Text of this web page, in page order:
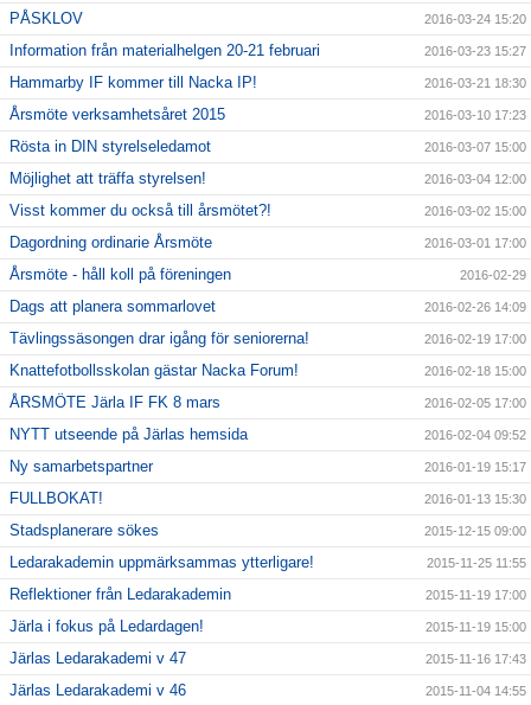
PÅSKLOV 2016-03-24 15:20
Information från materialhelgen 20-21 februari 2016-03-23 15:27
Hammarby IF kommer till Nacka IP! 2016-03-21 18:30
Årsmöte verksamhetsåret 2015 2016-03-10 17:23
Rösta in DIN styrelseledamot 2016-03-07 15:00
Möjlighet att träffa styrelsen! 2016-03-04 12:00
Visst kommer du också till årsmötet?! 2016-03-02 15:00
Dagordning ordinarie Årsmöte 2016-03-01 17:00
Årsmöte - håll koll på föreningen 2016-02-29
Dags att planera sommarlovet 2016-02-26 14:09
Tävlingssäsongen drar igång för seniorerna! 2016-02-19 17:00
Knattefotbollsskolan gästar Nacka Forum! 2016-02-18 15:00
ÅRSMÖTE Järla IF FK 8 mars 2016-02-05 17:00
NYTT utseende på Järlas hemsida 2016-02-04 09:52
Ny samarbetspartner 2016-01-19 15:17
FULLBOKAT! 2016-01-13 15:30
Stadsplanerare sökes 2015-12-15 09:00
Ledarakademin uppmärksammas ytterligare! 2015-11-25 11:55
Reflektioner från Ledarakademin 2015-11-19 17:00
Järla i fokus på Ledardagen! 2015-11-19 15:00
Järlas Ledarakademi v 47 2015-11-16 17:43
Järlas Ledarakademi v 46 2015-11-04 14:55